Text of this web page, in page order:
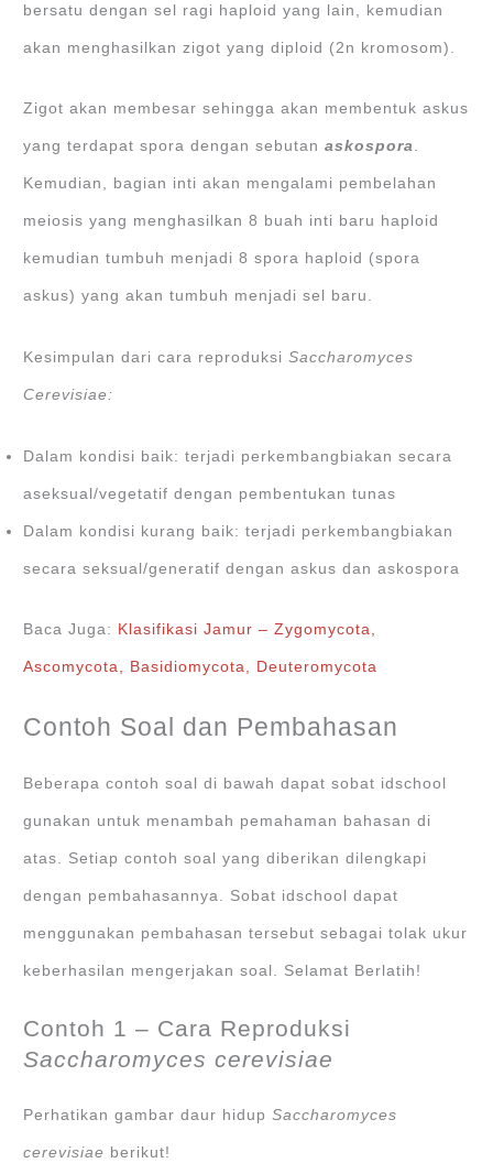
bersatu dengan sel ragi haploid yang lain, kemudian
akan menghasilkan zigot yang diploid (2n kromosom).
Zigot akan membesar sehingga akan membentuk askus
yang terdapat spora dengan sebutanaskospora.
Kemudian, bagian inti akan mengalami pembelahan
meiosis yang menghasilkan 8 buah inti baru haploid
kemudian tumbuh menjadi 8 spora haploid (spora
askus) yang akan tumbuh menjadi sel baru.
Kesimpulan dari cara reproduksiSaccharomyces
Cerevisiae:
Dalam kondisi baik: terjadi perkembangbiakan secara
aseksual/vegetatif dengan pembentukan tunas
Dalam kondisi kurang baik: terjadi perkembangbiakan
secara seksual/generatif dengan askus dan askospora
Baca Juga: Klasifikasi Jamur – Zygomycota,
Ascomycota, Basidiomycota, Deuteromycota
Contoh Soal dan Pembahasan
Beberapa contoh soal di bawah dapat sobat idschool
gunakan untuk menambah pemahaman bahasan di
atas. Setiap contoh soal yang diberikan dilengkapi
dengan pembahasannya. Sobat idschool dapat
menggunakan pembahasan tersebut sebagai tolak ukur
keberhasilan mengerjakan soal. Selamat Berlatih!
Contoh 1 – Cara Reproduksi
Saccharomyces cerevisiae
Perhatikan gambar daur hidupSaccharomyces
cerevisiae berikut!